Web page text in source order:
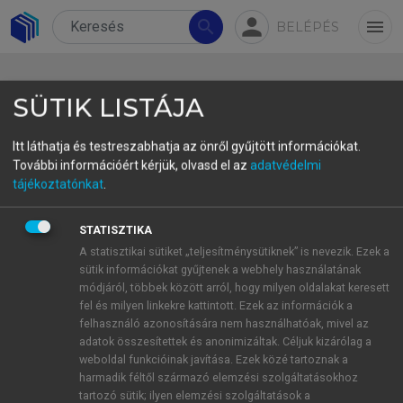
search person BELÉPÉS menu
36. PISCES
Ingeranyag eredeti elnevezése (magyar fordítás)
Pictures with social context and emotional scenes
(PiSCES) (Társas helyzeteket és érzelmi jeleneket
ábrázoló képek)
203 fekete-fehér rajz. A képeken 1–4 ember látható
különböző szituációkban, különböző tevékenységek
közben (pl. evés, beszélgetés, játék).
SÜTIK LISTÁJA
Itt láthatja és testreszabhatja az önről gyűjtött információkat.
További információért kérjük, olvasd el az adatvédelmi
tájékoztatónkat.
STATISZTIKA
A statisztikai sütiket „teljesítménysütiknek” is nevezik. Ezek a
sütik információkat gyűjtenek a webhely használatának
módjáról, többek között arról, hogy milyen oldalakat keresett
fel és milyen linkekre kattintott. Ezek az információk a
felhasználó azonosítására nem használhatóak, mivel az
adatok összesítettek és anonimizáltak. Céljuk kizárólag a
weboldal funkcióinak javítása. Ezek közé tartoznak a
harmadik féltől származó elemzési szolgáltatásokhoz
tartozó sütik; ilyen elemzési szolgáltatások a